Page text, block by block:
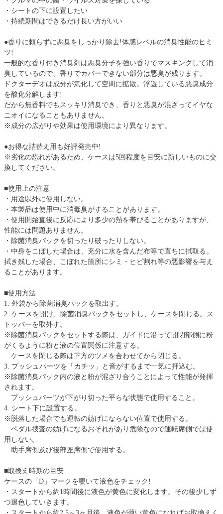
・シートの下に設置したい
・持続期間はできるだけ長い方がいい
●香りに頼らずに悪臭をしっかり除去!体感レベルの消臭性能のヒミ
ツ!
一般的な香り付き消臭剤は悪臭分子を強い香りでマスキングして消
臭しているので、香りでカバーできない部分は悪臭が残ります。
ドクターデオは成分が気化して空間に拡散。浮遊している悪臭成分
を酸化分解します!
だから無香料でもスッキリ消臭でき、香りと悪臭が混ざってイヤな
ニオイになることもありません。
※成分の広がりや効果は使用環境により異なります。
●お得な詰替え用も好評発売中!
※劣化の恐れがあるため、ケースは5回程度を目安に新しいものに交
換してください。
■使用上の注意
・用途以外に使用しない。
・本製品は使用中に消毒臭がすることがあります。
・使用開始直後に反応により多少の熱を帯びることがありますが、
性能には問題ありません。
・除菌消臭パックを切ったり破ったりしない。
・中身をこぼした場合は、充分に水を含んだ布等で直ちに拭取る。
拭き残した場合、こぼれた箇所にシミ・ヒビ割れ等の悪影響を与え
ることがあります。
■使用方法
1. 外袋から除菌消臭パックを取出す。
2. ケースを開け、除菌消臭パックをセットし、ケースを閉じる。ス
トッパーを取外す。
※除菌消臭パックをセットする際は、ガイドに沿って開閉部側に粉
がくるように粉と液の位置関係に注意する。
ケースを閉じる際は下方のツメを合わせてから閉じる。
3. プッシュパーツを「カチッ」と音がするまで一気に押込む。
※除菌消臭パック内の液と粉が混ざり合うことによって性能が発揮
されます。
プッシュパーツが下がり切った平らな状態で使用すること。
4. シート下に設置する。
※脱落した場合でも運転の妨げにならない位置で使用する。
ペダル捜査の妨げになるおそれがあり危険なので運転席側では使
用しない。
助手席側及び後部座席側で使用する。
■取換え時期の目安
ケースの「D」マークを覗いて液色をチェック!
・スタートから約1時間後に液色が黄色に変化します。その後少しず
つ退色していきます。